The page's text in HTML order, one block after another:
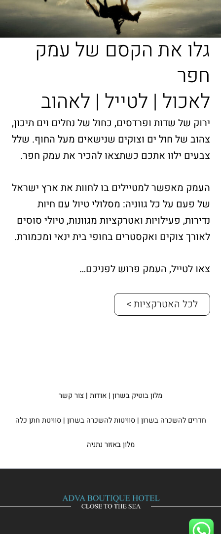
גלו את הקסם של עמק
חפר
לאכול | לטייל | לאהוב
ירוק של שדות ופרדסים, כחול של נחלים וים תיכון,
צהוב של חול ים וצוקים שנישאים מעל החוף. שלל
צבעים ילוו אתכם כשתצאו להכיר את עמק חפר.
העמק מאפשר למטיילים בו לחוות את ארץ ישראל
של פעם על כל גווניה: מסלולי טיול עם חיות
נדירות, פעילויות ואטרקציות מגוונות, טיולי סוסים
לאורך צוקים ואקסטרים בחופי בית ינאי ומכמורת.
צאו לטייל, העמק פרוש לפניכם…
לכל האטרקציות >
מלון בוטיק בשרון | אודות | צור קשר
חדרים להשכרה בשרון |סוויטות להשכרה בשרון |סוויטת חתן כלה
מלון באזור נתניה